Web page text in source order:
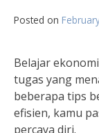
Posted on
Belajar
tugas yang
beberapa tips
efisien, kamu
percaya diri.